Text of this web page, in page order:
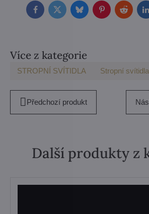
FacebookTwitterBlueskyPinterestReddit
Více z kategorie
STROPNÍ SVÍTIDLA Stropní
Předchozí produkt
Další produkty z